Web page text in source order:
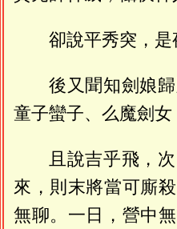
卻說平秀突，是
後又聞知劍娘
童子蠻子、么魔劍女
且說吉乎飛，
來，則末將當可廝
無聊。一日，營中